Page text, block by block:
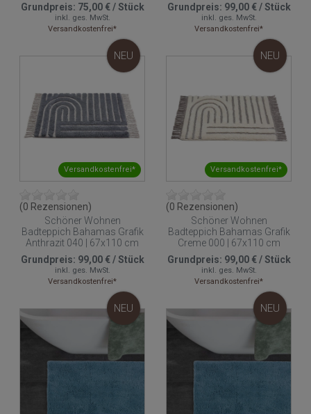
Grundpreis: 75,00 €/Stück
inkl. ges. MwSt.
Versandkostenfrei*
Grundpreis: 99,00 €/Stück
inkl. ges. MwSt.
Versandkostenfrei*
Versandkostenfrei*
NEU
(0 Rezensionen)
Schöner Wohnen
Badteppich Bahamas Grafik
Anthrazit 040 | 67x110 cm
Grundpreis: 99,00 €/Stück
inkl. ges. MwSt.
Versandkostenfrei*
Versandkostenfrei*
NEU
(0 Rezensionen)
Schöner Wohnen
Badteppich Bahamas Grafik
Creme 000 | 67x110 cm
Grundpreis: 99,00 €/Stück
inkl. ges. MwSt.
Versandkostenfrei*
NEU NEU